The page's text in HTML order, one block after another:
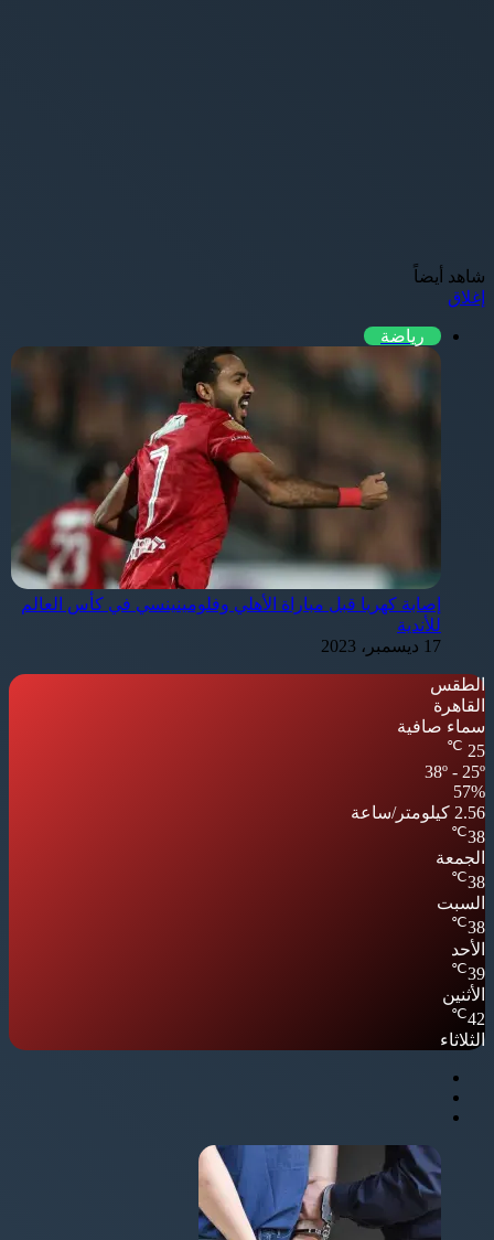
شاهد أيضاً
إغلاق
رياضة
إصابة كهربا قبل مباراة الأهلي وفلومينينسي في كأس العالم
للأندية
17 ديسمبر، 2023
الطقس
القاهرة
سماء صافية
25
℃
38º - 25º
57%
2.56 كيلومتر/ساعة
38
℃
الجمعة
38
℃
السبت
38
℃
الأحد
39
℃
الأثنين
42
℃
الثلاثاء